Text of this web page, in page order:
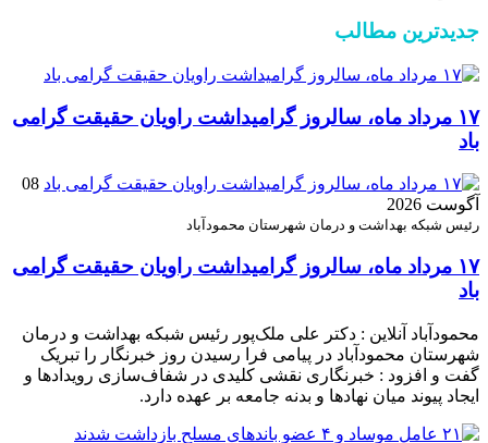
جدیدترین مطالب
۱۷ مرداد ماه، سالروز گرامیداشت راویان حقیقت گرامی
باد
08
آگوست 2026
رئیس شبکه بهداشت و درمان شهرستان محمودآباد
۱۷ مرداد ماه، سالروز گرامیداشت راویان حقیقت گرامی
باد
محمودآباد آنلاین : دکتر علی ملک‌پور رئیس شبکه بهداشت و درمان
شهرستان محمودآباد در پیامی فرا رسیدن روز خبرنگار را تبریک
گفت و افزود : خبرنگاری نقشی کلیدی در شفاف‌سازی رویدادها و
ایجاد پیوند میان نهادها و بدنه جامعه بر عهده دارد.